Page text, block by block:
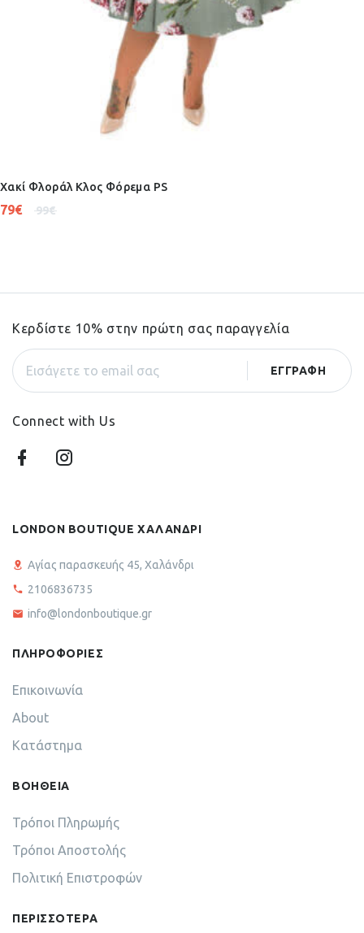
Χακί Φλοράλ Κλος Φόρεμα PS
99€
79€
Κερδίστε 10% στην πρώτη σας παραγγελία
Connect with Us
LONDON BOUTIQUE ΧΑΛΑΝΔΡΙ
Αγίας παρασκευής 45, Χαλάνδρι
2106836735
info@londonboutique.gr
ΠΛΗΡΟΦΟΡΙΕΣ
Επικοινωνία
About
Κατάστημα
ΒΟΗΘΕΙΑ
Τρόποι Πληρωμής
Τρόποι Αποστολής
Πολιτική Επιστροφών
ΠΕΡΙΣΣΟΤΕΡΑ